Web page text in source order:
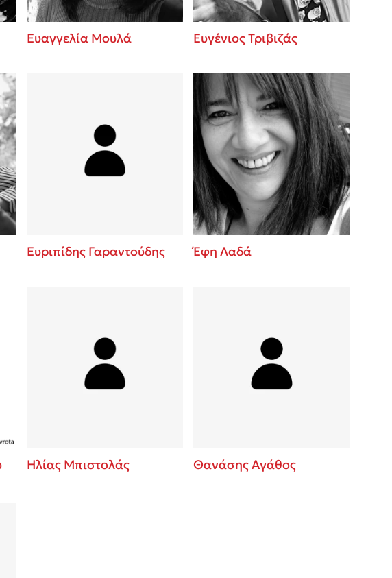
Ευαγγελία Μουλά Ευγένιος Τριβιζάς
Ευριπίδης Γαραντούδης Έφη Λαδά
Ηλίας Μπιστολάς Θανάσης Αγάθος